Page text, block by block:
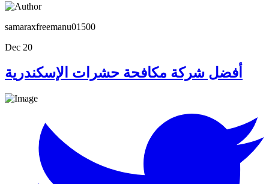
samaraxfreemanu01500
Dec 20
أفضل شركة مكافحة حشرات الإسكندرية